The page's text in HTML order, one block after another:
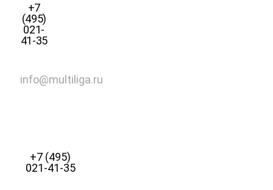
+7
(495)
021-
41-35
info@multiliga.ru
+7 (495)
021-41-35